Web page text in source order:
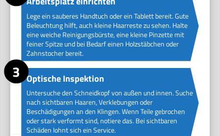
Lege ein sauberes Handtuch oder ein Tablett bereit. Gute
Beleuchtung hilft, auch kleine Haarreste zu sehen. Halte
eine weiche Reinigungsbürste, eine kleine Pinzette mit
feiner Spitze und bei Bedarf einen Holzstäbchen oder
Zahnstocher bereit.
Optische Inspektion
Untersuche den Schneidkopf von außen und innen. Suche
nach sichtbaren Haaren, Verklebungen oder
Beschädigungen an den Klingen. Wenn Teile gebrochen
oder stark verformt sind, notiere das. Bei sichtbaren
Schäden lohnt sich ein Service.